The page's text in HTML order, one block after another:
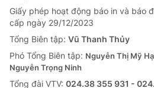
Giấy phép hoạt động báo in và báo
cấp ngày 29/12/2023
Tổng Biên tập: Vũ Thanh Thủy
Phó Tổng Biên tập: Nguyễn Thị Mỹ
Nguyễn Trọng Ninh
Tổng đài VTV: 024.38 355 931 -